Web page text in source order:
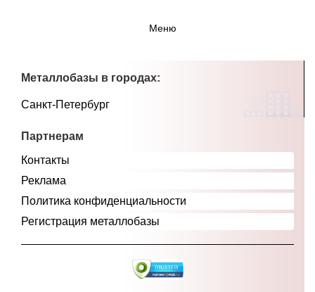
Меню
Металлобазы в городах:
Санкт-Петербург
Партнерам
Контакты
Реклама
Политика конфиденциальности
Регистрация металлобазы